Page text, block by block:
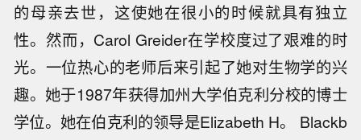
的母亲去世，这使她在很小的时候就具有独立
性。然而，Carol Greider在学校度过了艰难的时
光。一位热心的老师后来引起了她对生物学的兴
趣。她于1987年获得加州大学伯克利分校的博士
学位。她在伯克利的领导是Elizabeth H。 Blackb